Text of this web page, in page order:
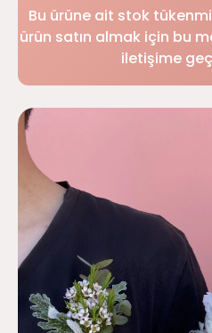
Bu ürüne ait stok
ürün satın almak için bu
iletişime